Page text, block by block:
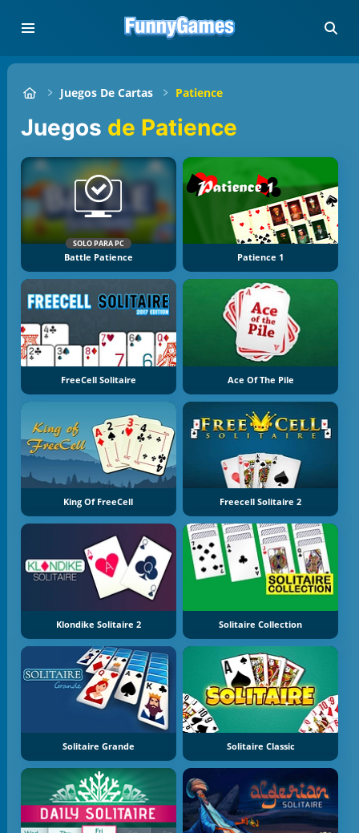
Juegos De Cartas Patience
Juegos de Patience
SOLO PARA PC
Battle Patience Patience 1
FreeCell Solitaire Ace Of The Pile
King Of FreeCell Freecell Solitaire 2
Klondike Solitaire 2 Solitaire Collection
Solitaire Grande Solitaire Classic